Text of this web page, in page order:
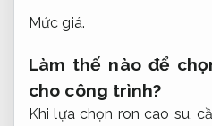
Mức giá.
Làm thế nào để
cho công trình?
Khi lựa chọn ron cao su,